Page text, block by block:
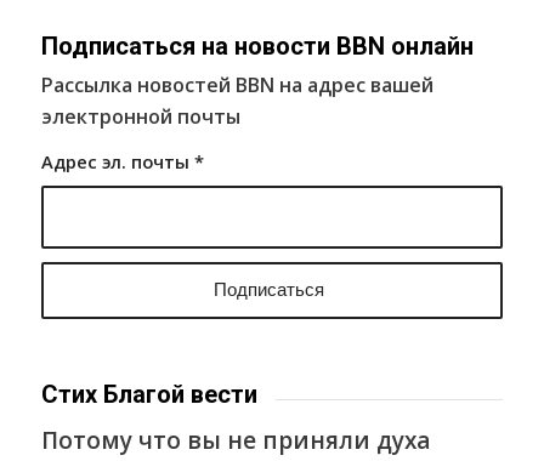
Подписаться на новости BBN онлайн
Рассылка новостей BBN на адрес вашей
электронной почты
Адрес эл. почты *
Стих Благой вести
Потому что вы не приняли духа